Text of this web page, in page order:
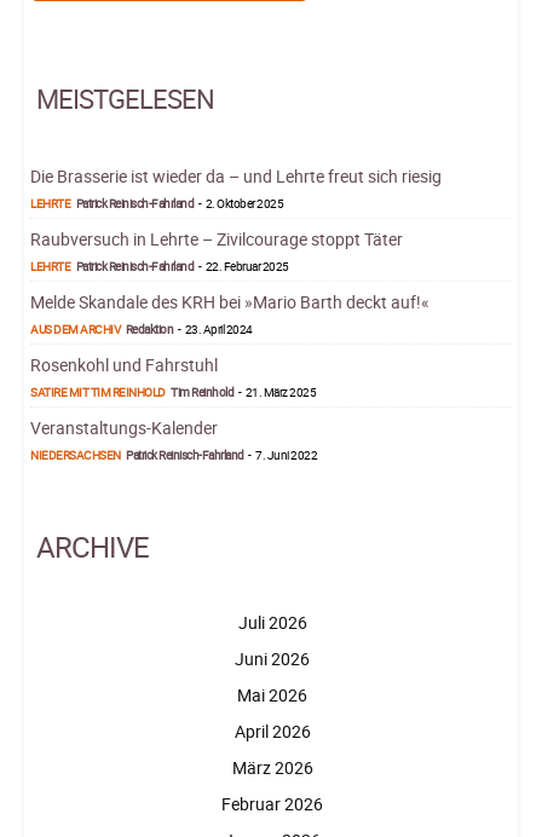
MEISTGELESEN
Die Brasserie ist wieder da – und Lehrte freut sich riesig
LEHRTE Patrick Reinisch-Fahrland - 2. Oktober 2025
Raubversuch in Lehrte – Zivilcourage stoppt Täter
LEHRTE Patrick Reinisch-Fahrland - 22. Februar 2025
Melde Skandale des KRH bei »Mario Barth deckt auf!«
AUS DEM ARCHIV Redaktion - 23. April 2024
Rosenkohl und Fahrstuhl
SATIRE MIT TIM REINHOLD Tim Reinhold - 21. März 2025
Veranstaltungs-Kalender
NIEDERSACHSEN Patrick Reinisch-Fahrland - 7. Juni 2022
ARCHIVE
Juli 2026
Juni 2026
Mai 2026
April 2026
März 2026
Februar 2026